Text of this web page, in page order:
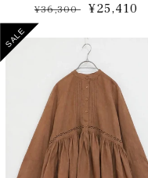
通
常
¥36,300
セ
ル
価
格
¥25,410
SALE